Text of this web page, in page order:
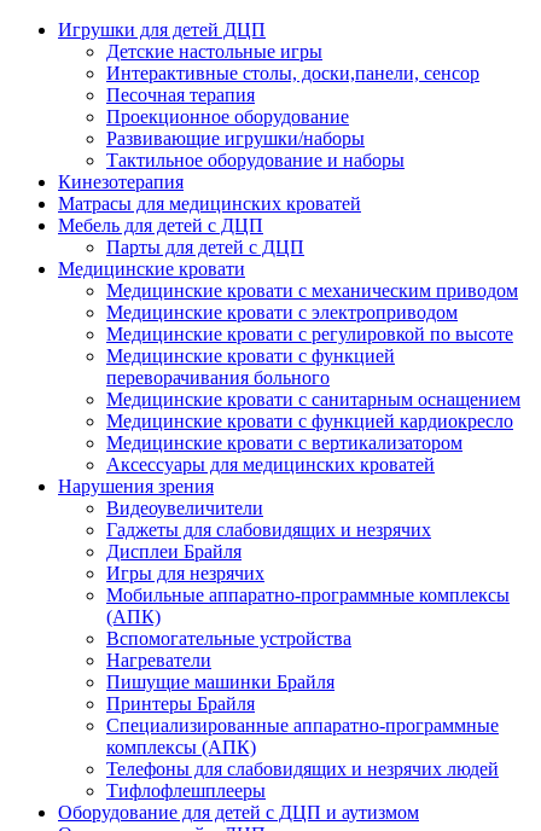
Игрушки для детей ДЦП
Детские настольные игры
Интерактивные столы, доски,панели, сенсор
Песочная терапия
Проекционное оборудование
Развивающие игрушки/наборы
Тактильное оборудование и наборы
Кинезотерапия
Матрасы для медицинских кроватей
Мебель для детей с ДЦП
Парты для детей с ДЦП
Медицинские кровати
Медицинские кровати с механическим приводом
Медицинские кровати с электроприводом
Медицинские кровати с регулировкой по высоте
Медицинские кровати с функцией
переворачивания больного
Медицинские кровати с санитарным оснащением
Медицинские кровати с функцией кардиокресло
Медицинские кровати с вертикализатором
Аксессуары для медицинских кроватей
Нарушения зрения
Видеоувеличители
Гаджеты для слабовидящих и незрячих
Дисплеи Брайля
Игры для незрячих
Мобильные аппаратно-программные комплексы
(АПК)
Вспомогательные устройства
Нагреватели
Пишущие машинки Брайля
Принтеры Брайля
Специализированные аппаратно-программные
комплексы (АПК)
Телефоны для слабовидящих и незрячих людей
Тифлофлешплееры
Оборудование для детей с ДЦП и аутизмом